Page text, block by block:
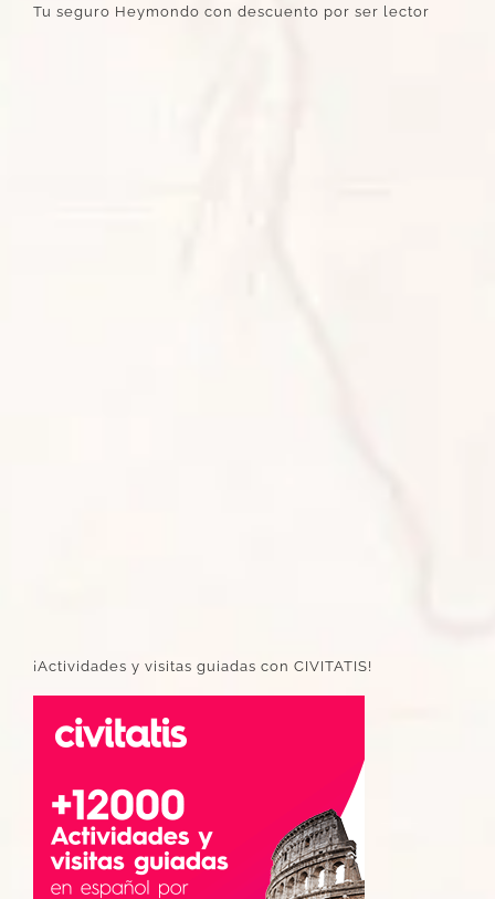
Tu seguro Heymondo con descuento por ser lector
¡Actividades y visitas guiadas con CIVITATIS!